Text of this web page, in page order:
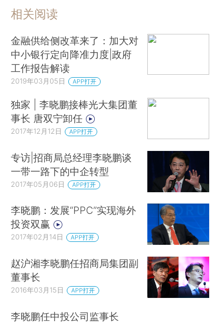
相关阅读
金融供给侧改革来了：加大对
中小银行定向降准力度|政府
工作报告解读
2019年03月05日 APP打开
独家 | 李晓鹏接棒光大集团董
事长 唐双宁卸任
2017年12月12日 APP打开
专访|招商局总经理李晓鹏谈
一带一路下的中企转型
2017年05月06日 APP打开
李晓鹏：发展“PPC”实现海外
投资双赢
2017年02月14日 APP打开
赵沪湘李晓鹏任招商局集团副
董事长
2016年03月15日 APP打开
李晓鹏任中投公司监事长